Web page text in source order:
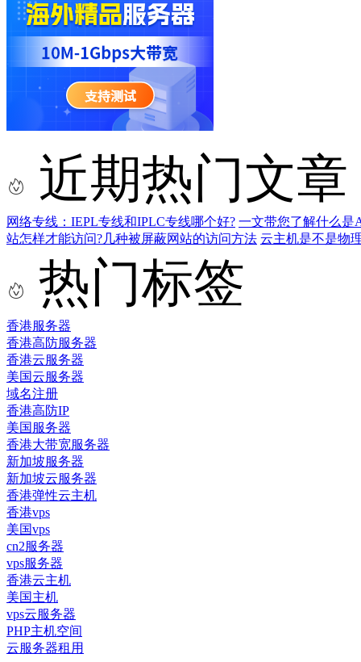
近期热门文章
网络专线：IEPL专线和IPLC专线哪个好? 一文带您了解什么是
站怎样才能访问?几种被屏蔽网站的访问方法 云主机是不是物
热门标签
香港服务器
香港高防服务器
香港云服务器
美国云服务器
域名注册
香港高防IP
美国服务器
香港大带宽服务器
新加坡服务器
新加坡云服务器
香港弹性云主机
香港vps
美国vps
cn2服务器
vps服务器
香港云主机
美国主机
vps云服务器
PHP主机空间
云服务器租用